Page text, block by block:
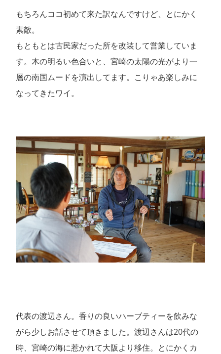
もちろんココ初めて来た訳なんですけど、とにかく
素敵。
もともとは古民家だった所を改装して営業していま
す。木の明るい色合いと、宮崎の太陽の光がより一
層の南国ムードを演出してます。こりゃあ楽しみに
なってきたワイ。
代表の渡辺さん。香りの良いハーブティーを飲みな
がら少しお話させて頂きました。渡辺さんは20代の
時、宮崎の海に惹かれて大阪より移住。とにかくカ